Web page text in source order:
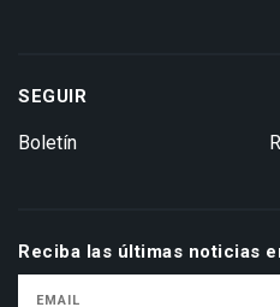
SEGUIR
Boletín
Reciba las últimas noticias